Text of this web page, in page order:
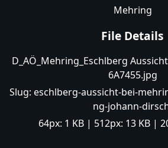
Mehring
File Details
D_AÖ_Mehring_Eschlberg
6A7455.jpg
Slug: eschlberg-aussicht-bei-
ng-johann-
64px: 1 KB| 512px: 13 KB|